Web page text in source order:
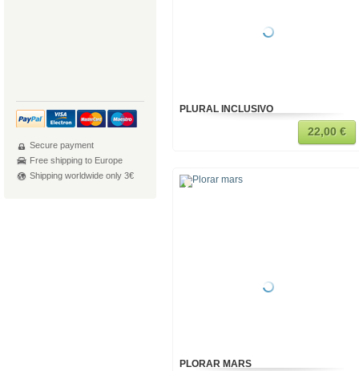
Secure payment
Free shipping to Europe
Shipping worldwide only 3€
PLURAL INCLUSIVO
22,00 €
PLORAR MARS